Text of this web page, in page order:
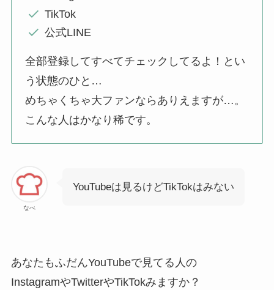
TikTok
公式LINE
全部登録してすべてチェックしてるよ！とい
う状態のひと…
めちゃくちゃ大ファンならありえますが…。
こんな人はかなり稀です。
なべ
YouTubeは見るけどTikTokはみない
あなたもふだんYouTubeで見てる人の
InstagramやTwitterやTikTokみますか？